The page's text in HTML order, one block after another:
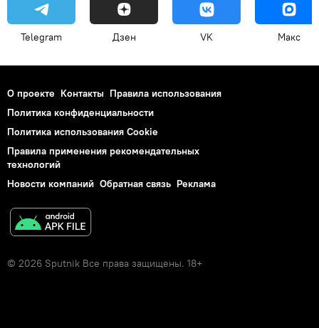
Telegram Дзен VK Макс
О проекте Контакты Правила использования
Политика конфиденциальности
Политика использования Cookie
Правила применения рекомендательных
технологий
Новости компаний Обратная связь Реклама
© 2026 Sputnik Все права защищены. 18+